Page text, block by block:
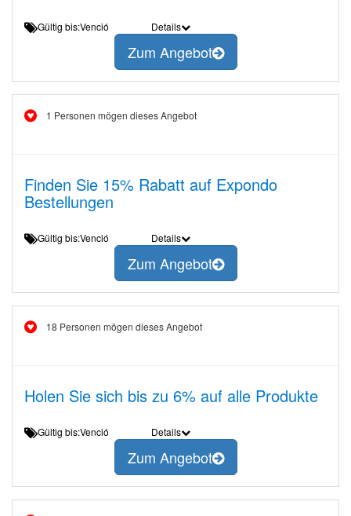
Gültig bis:Venció Details
Zum Angebot
1 Personen mögen dieses Angebot
Finden Sie 15% Rabatt auf Expondo
Bestellungen
Gültig bis:Venció Details
Zum Angebot
18 Personen mögen dieses Angebot
Holen Sie sich bis zu 6% auf alle Produkte
Gültig bis:Venció Details
Zum Angebot